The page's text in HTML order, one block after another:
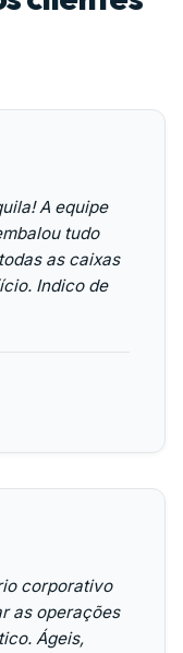
A equipe
tudo
as caixas
Indico de
corporativo
as operações
Ágeis,